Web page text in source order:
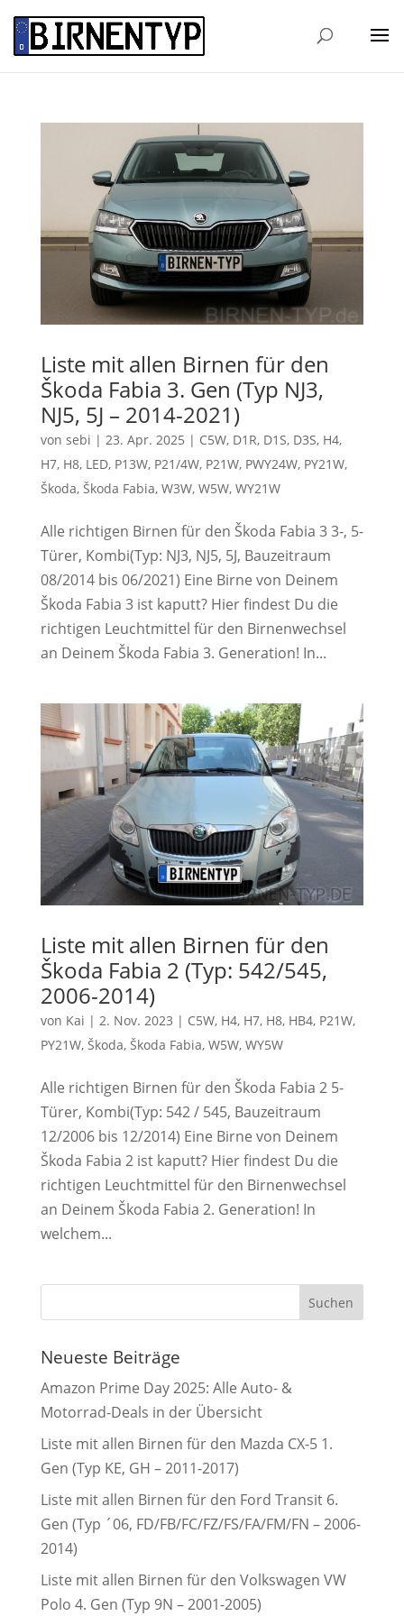
Liste mit allen Birnen für den
Škoda Fabia 3. Gen (Typ NJ3,
NJ5, 5J – 2014-2021)
von sebi | 23. Apr. 2025 | C5W, D1R, D1S, D3S, H4,
H7, H8, LED, P13W, P21/4W, P21W, PWY24W, PY21W,
Škoda, Škoda Fabia, W3W, W5W, WY21W
Alle richtigen Birnen für den Škoda Fabia 3 3-, 5-
Türer, Kombi(Typ: NJ3, NJ5, 5J, Bauzeitraum
08/2014 bis 06/2021) Eine Birne von Deinem
Škoda Fabia 3 ist kaputt? Hier findest Du die
richtigen Leuchtmittel für den Birnenwechsel
an Deinem Škoda Fabia 3. Generation! In...
Liste mit allen Birnen für den
Škoda Fabia 2 (Typ: 542/545,
2006-2014)
von Kai | 2. Nov. 2023 | C5W, H4, H7, H8, HB4, P21W,
PY21W, Škoda, Škoda Fabia, W5W, WY5W
Alle richtigen Birnen für den Škoda Fabia 2 5-
Türer, Kombi(Typ: 542 / 545, Bauzeitraum
12/2006 bis 12/2014) Eine Birne von Deinem
Škoda Fabia 2 ist kaputt? Hier findest Du die
richtigen Leuchtmittel für den Birnenwechsel
an Deinem Škoda Fabia 2. Generation! In
welchem...
Neueste Beiträge
Amazon Prime Day 2025: Alle Auto- &
Motorrad-Deals in der Übersicht
Liste mit allen Birnen für den Mazda CX-5 1.
Gen (Typ KE, GH – 2011-2017)
Liste mit allen Birnen für den Ford Transit 6.
Gen (Typ ´06, FD/FB/FC/FZ/FS/FA/FM/FN – 2006-
2014)
Liste mit allen Birnen für den Volkswagen VW
Polo 4. Gen (Typ 9N – 2001-2005)